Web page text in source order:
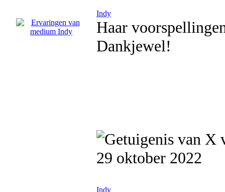
Indy
Haar
Dankjewel!
29 oktober 2022
Indy